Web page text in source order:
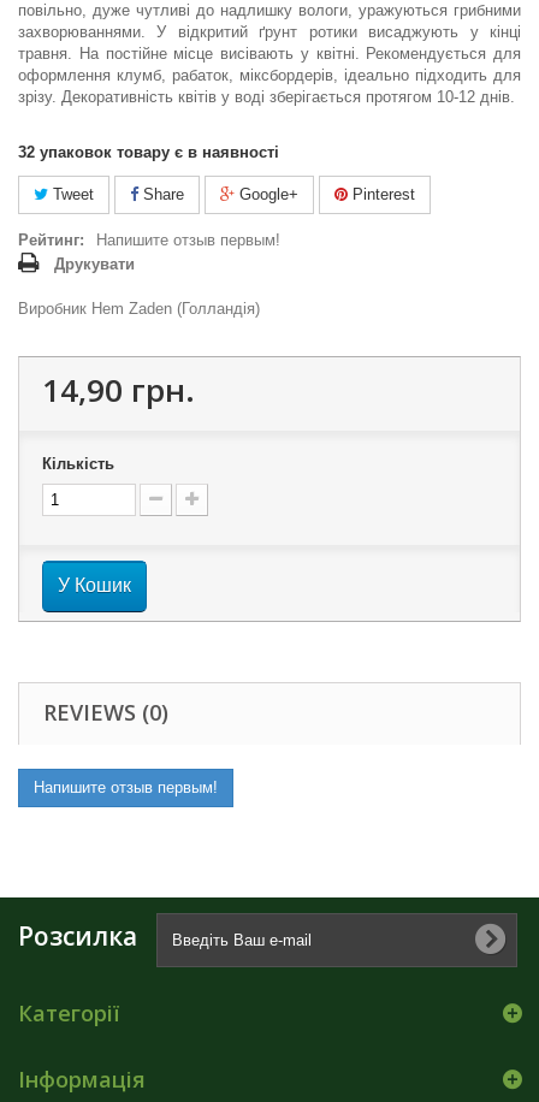
повільно, дуже чутливі до надлишку вологи, уражуються грибними
захворюваннями. У відкритий ґрунт ротики висаджують у кінці
травня. На постійне місце висівають у квітні. Рекомендується для
оформлення клумб, рабаток, міксбордерів, ідеально підходить для
зрізу. Декоративність квітів у воді зберігається протягом 10-12 днів.
32 упаковок товару є в наявності
Tweet Share Google+ Pinterest
Рейтинг:
Напишите отзыв первым!
Друкувати
Виробник Hem Zaden (Голландія)
14,90 грн.
Кількість
У Кошик
REVIEWS (0)
Напишите отзыв первым!
Розсилка
Категорії
Інформація